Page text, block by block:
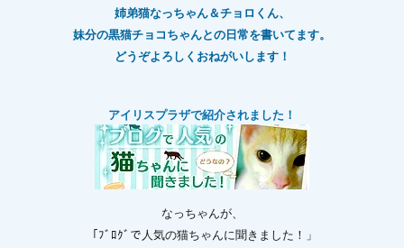
姉弟猫なっちゃん＆チョロくん、
妹分の黒猫チョコちゃんとの日常を書いてます。
どうぞよろしくおねがいします！
アイリスプラザで紹介されました！
なっちゃんが、
「ﾌﾞﾛｸﾞで人気の猫ちゃんに聞きました！」